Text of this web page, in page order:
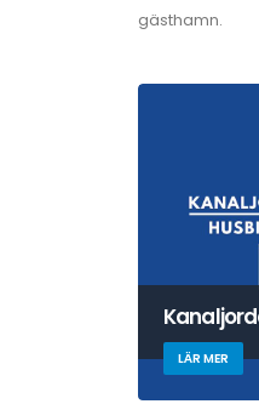
gästhamn.
LÄR MER